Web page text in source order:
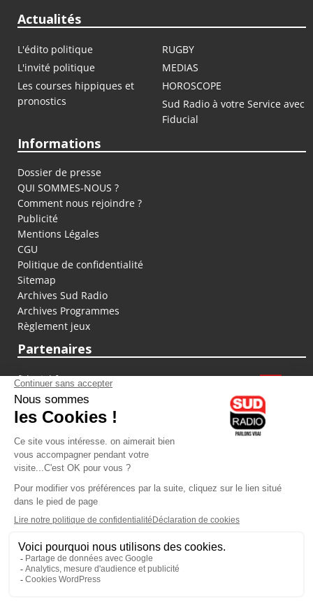
Actualités
L'édito politique
RUGBY
L'invité politique
MEDIAS
Les courses hippiques et
pronostics
HOROSCOPE
Sud Radio à votre Service avec
Fiducial
Informations
Dossier de presse
QUI SOMMES-NOUS ?
Comment nous rejoindre ?
Publicité
Mentions Légales
CGU
Politique de confidentialité
Sitemap
Archives Sud Radio
Archives Programmes
Règlement jeux
Partenaires
fiducial.fr
lyoncapitale.fr
olympique-et-lyonnais.com
L'application Iphone / Android
Téléchargez l'application
Les cookies
Gestion des cookies
Crédit photos : ©Sud Radio / Pierre Olivier